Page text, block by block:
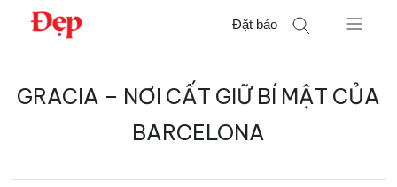
Chuyển
Đặt báo
kiếm
GRACIA – NƠI CẤT GIỮ BÍ MẬT CỦA
BARCELONA